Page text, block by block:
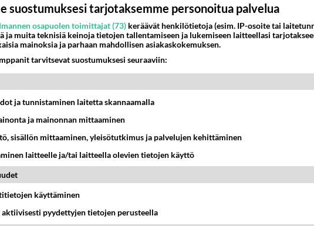
KASARI
Muistatko?
sanavalmis
suostumuksesi tarjotaksemme personoitua palvelua
osapuolen toimittajat (73) keräävät henkilötietoja (esim. IP-osoite tai
ja muita teknisiä keinoja tietojen tallentamiseen ja lukemiseen laitteellasi
mainoksia ja parhaan mahdollisen asiakaskokemuksen.
tarvitsevat suostumuksesi seuraaviin:
ja tunnistaminen laitetta skannaamalla
ja mainonnan mittaaminen
sisällön mittaaminen, yleisötutkimus ja palvelujen kehittäminen
laitteelle ja/tai laitteella olevien tietojen käyttö
käyttäminen
pyydettyjen tietojen perusteella